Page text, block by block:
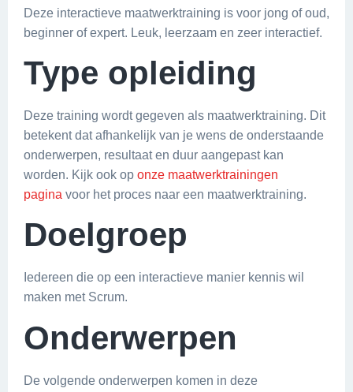
Deze interactieve maatwerktraining is voor jong of oud,
beginner of expert. Leuk, leerzaam en zeer interactief.
Type opleiding
Deze training wordt gegeven als maatwerktraining. Dit
betekent dat afhankelijk van je wens de onderstaande
onderwerpen, resultaat en duur aangepast kan
worden. Kijk ook op onze maatwerktrainingen
pagina voor het proces naar een maatwerktraining.
Doelgroep
Iedereen die op een interactieve manier kennis wil
maken met Scrum.
Onderwerpen
De volgende onderwerpen komen in deze